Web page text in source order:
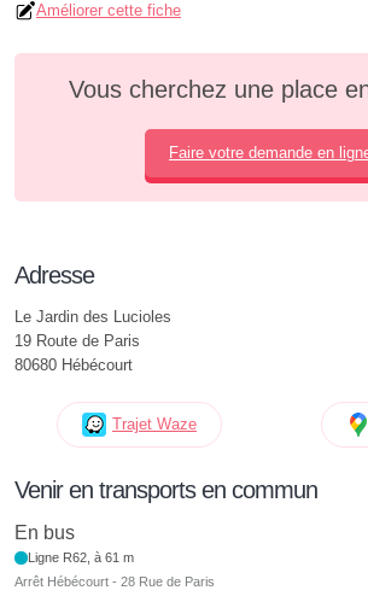
Améliorer cette fiche
Vous cherchez une place
Faire votre demande en
Adresse
Le Jardin des Lucioles
19 Route de Paris
80680 Hébécourt
Trajet Waze
Venir en transports en commun
En bus
Ligne R62, à 61 m
Arrêt Hébécourt - 28 Rue de Paris